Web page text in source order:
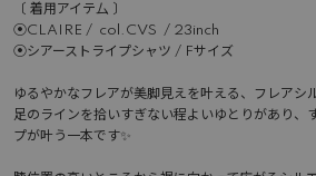
〔 着用アイテ厶 〕
‪⦿CLAIRE /  col.CVS  / 23inch
⦿シアーストライプシャツ / Fサイズ
ゆるやかなフレアが美脚見えを叶える、フレアシ
足のラインを拾いすぎない程よいゆとりがあり、
プが叶う一本です✨